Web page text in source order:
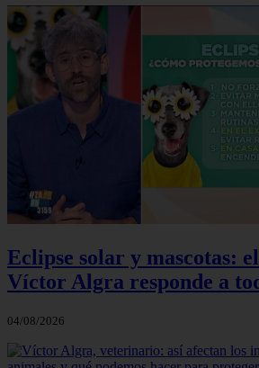
Eclipse solar y mascotas:
Víctor Algra responde a
04/08/2026